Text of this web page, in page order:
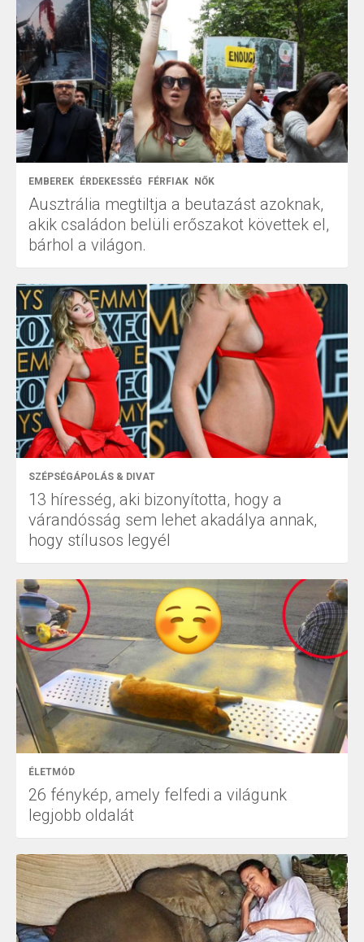
EMBEREK ÉRDEKESSÉG FÉRFIAK NŐK
Ausztrália megtiltja a beutazást azoknak,
akik családon belüli erőszakot követtek el,
bárhol a világon.
SZÉPSÉGÁPOLÁS & DIVAT
13 híresség, aki bizonyította, hogy a
várandósság sem lehet akadálya annak,
hogy stílusos legyél
ÉLETMÓD
26 fénykép, amely felfedi a világunk
legjobb oldalát